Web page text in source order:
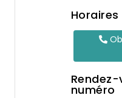
Horaires
numéro